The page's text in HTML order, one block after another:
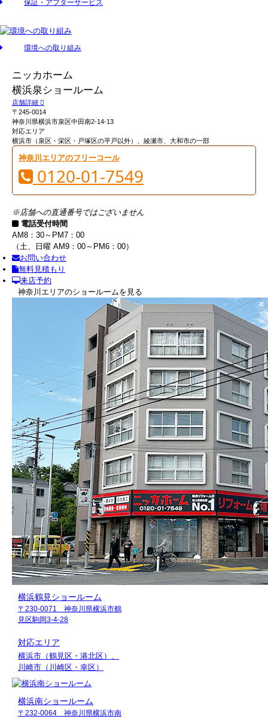
保証・アフターサービス
環境への取り組み
ニッカホーム
横浜泉ショールーム
店舗詳細
〒245-0014
神奈川県横浜市泉区中田南2-14-13
対応エリア
横浜市（泉区・栄区・戸塚区の平戸以外）、綾瀬市、大和市の一部
神奈川エリアのフリーコール
0120-01-7549
※店舗への直通番号ではございません
電話受付時間
AM8：30～PM7：00
（土、日曜 AM9：00～PM6：00）
お問い合わせ
無料見積もり
来店予約
神奈川エリアのショールームを見る
横浜鶴見ショールーム
〒230-0071 神奈川県横浜市鶴
見区駒岡3-4-28
対応エリア
横浜市（鶴見区・港北区）、
川崎市（川崎区・幸区）
横浜南ショールーム
〒232-0064 神奈川県横浜市南